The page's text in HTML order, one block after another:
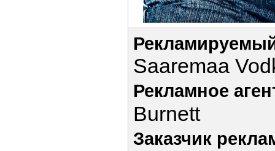
Saaremaa
Рекламное
Burnett
Заказчик